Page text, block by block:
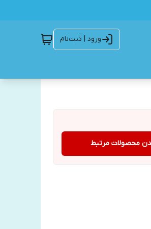
ورود | ثبت‌نام
محصولات مرتبط